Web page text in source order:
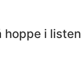
hoppe i listen